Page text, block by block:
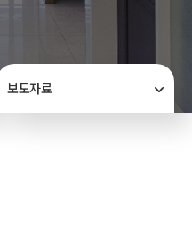
보도자료